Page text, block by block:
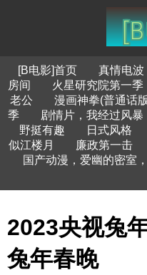
[B电影]首页 真情电波
房间
火星研究院第一季
老公
漫画神拳(普通话
季
剧情片，我经过风暴
野挺有趣
日式风格
似江楼月
廉政第一击
国产动漫，爱幽的密室
2023央视兔
兔年春晚